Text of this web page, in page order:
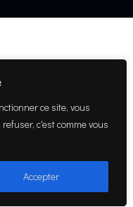
ce site, vous
c'est comme vous
Accepter